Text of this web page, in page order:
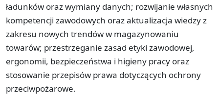
ładunków oraz wymiany danych; rozwijanie własnych
kompetencji zawodowych oraz aktualizacja wiedzy z
zakresu nowych trendów w magazynowaniu
towarów; przestrzeganie zasad etyki zawodowej,
ergonomii, bezpieczeństwa i higieny pracy oraz
stosowanie przepisów prawa dotyczących ochrony
przeciwpożarowe.